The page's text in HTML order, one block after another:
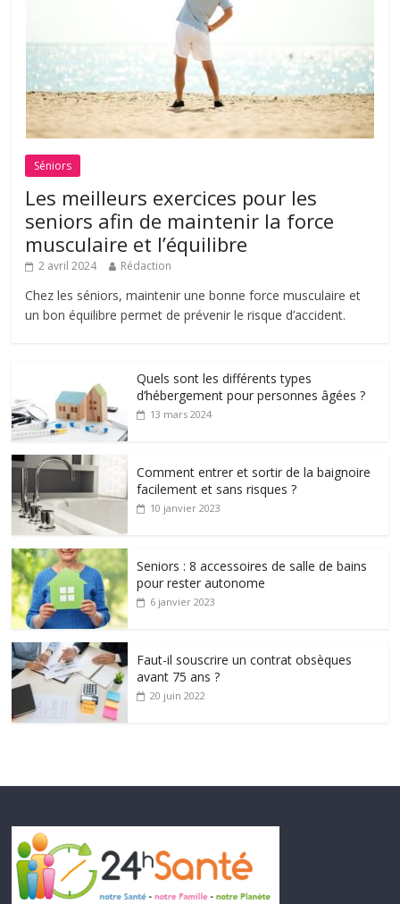
Séniors
Les meilleurs exercices pour les
seniors afin de maintenir la force
musculaire et l’équilibre
2 avril 2024 Rédaction
Chez les séniors, maintenir une bonne force musculaire et
un bon équilibre permet de prévenir le risque d’accident.
Quels sont les différents types
d’hébergement pour personnes âgées ?
13 mars 2024
Comment entrer et sortir de la baignoire
facilement et sans risques ?
10 janvier 2023
Seniors : 8 accessoires de salle de bains
pour rester autonome
6 janvier 2023
Faut-il souscrire un contrat obsèques
avant 75 ans ?
20 juin 2022